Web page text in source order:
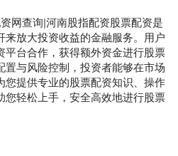
网查询|河南股指配资股票配资是
放大投资收益的金融服务。用户
台合作，获得额外资金进行股票
与风险控制，投资者能够在市场
提供专业的股票配资知识、操作
轻松上手，安全高效地进行股票